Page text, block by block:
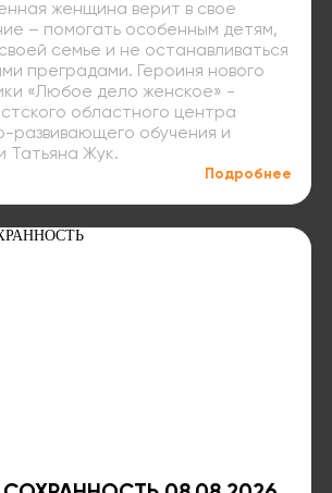
женщина верит в свое
– помогать особенным детям,
семье и не останавливаться
преградами. Героиня нового
«Любое дело женское» -
областного центра
развивающего обучения и
Татьяна Жук.
Подробнее